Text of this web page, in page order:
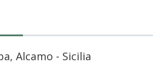
Alcamo - Sicilia